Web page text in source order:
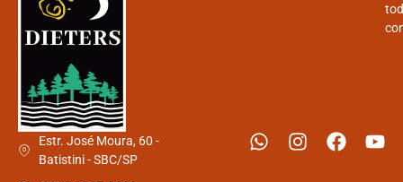
Estr. José Moura, 60 -
Batistini - SBC/SP